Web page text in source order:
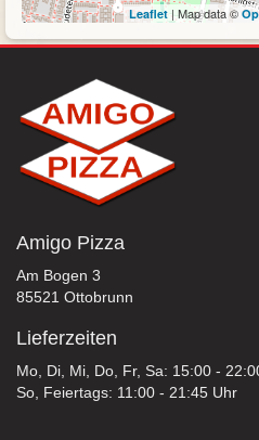
Leaflet| Map data ©
Amigo Pizza
Am Bogen 3
85521 Ottobrunn
Lieferzeiten
Mo, Di, Mi, Do, Fr, Sa: 15:00 -
So, Feiertags: 11:00 - 21:45 Uhr